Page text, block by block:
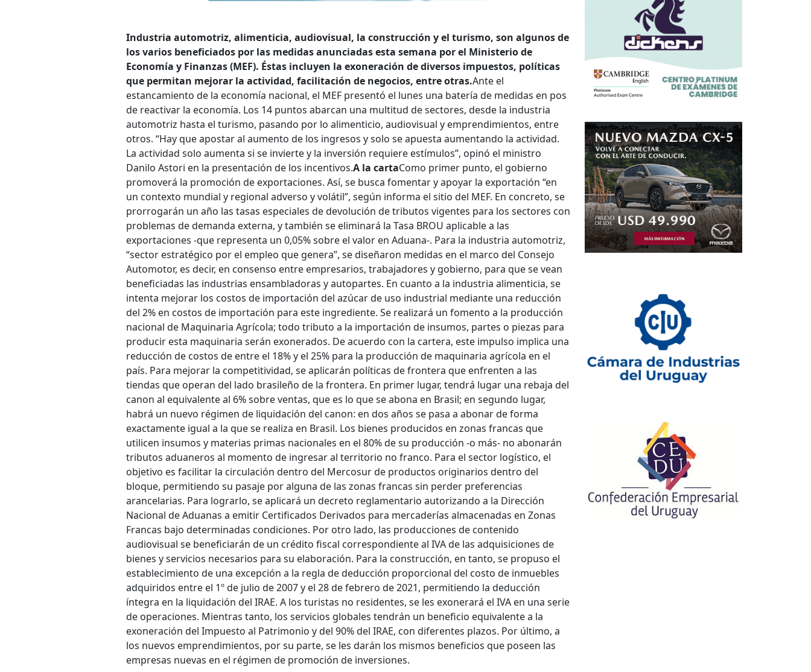
Industria automotriz, alimenticia, audiovisual, la construcción y el turismo, son algunos de
los varios beneficiados por las medidas anunciadas esta semana por el Ministerio de
Economía y Finanzas (MEF). Éstas incluyen la exoneración de diversos impuestos, políticas
que permitan mejorar la actividad, facilitación de negocios, entre otras.Ante el
estancamiento de la economía nacional, el MEF presentó el lunes una batería de medidas en pos
de reactivar la economía. Los 14 puntos abarcan una multitud de sectores, desde la industria
automotriz hasta el turismo, pasando por lo alimenticio, audiovisual y emprendimientos, entre
otros. “Hay que apostar al aumento de los ingresos y solo se apuesta aumentando la actividad.
La actividad solo aumenta si se invierte y la inversión requiere estímulos”, opinó el ministro
Danilo Astori en la presentación de los incentivos.A la cartaComo primer punto, el gobierno
promoverá la promoción de exportaciones. Así, se busca fomentar y apoyar la exportación “en
un contexto mundial y regional adverso y volátil”, según informa el sitio del MEF. En concreto, se
prorrogarán un año las tasas especiales de devolución de tributos vigentes para los sectores con
problemas de demanda externa, y también se eliminará la Tasa BROU aplicable a las
exportaciones -que representa un 0,05% sobre el valor en Aduana-. Para la industria automotriz,
“sector estratégico por el empleo que genera”, se diseñaron medidas en el marco del Consejo
Automotor, es decir, en consenso entre empresarios, trabajadores y gobierno, para que se vean
beneficiadas las industrias ensambladoras y autopartes. En cuanto a la industria alimenticia, se
intenta mejorar los costos de importación del azúcar de uso industrial mediante una reducción
del 2% en costos de importación para este ingrediente. Se realizará un fomento a la producción
nacional de Maquinaria Agrícola; todo tributo a la importación de insumos, partes o piezas para
producir esta maquinaria serán exonerados. De acuerdo con la cartera, este impulso implica una
reducción de costos de entre el 18% y el 25% para la producción de maquinaria agrícola en el
país. Para mejorar la competitividad, se aplicarán políticas de frontera que enfrenten a las
tiendas que operan del lado brasileño de la frontera. En primer lugar, tendrá lugar una rebaja del
canon al equivalente al 6% sobre ventas, que es lo que se abona en Brasil; en segundo lugar,
habrá un nuevo régimen de liquidación del canon: en dos años se pasa a abonar de forma
exactamente igual a la que se realiza en Brasil. Los bienes producidos en zonas francas que
utilicen insumos y materias primas nacionales en el 80% de su producción -o más- no abonarán
tributos aduaneros al momento de ingresar al territorio no franco. Para el sector logístico, el
objetivo es facilitar la circulación dentro del Mercosur de productos originarios dentro del
bloque, permitiendo su pasaje por alguna de las zonas francas sin perder preferencias
arancelarias. Para lograrlo, se aplicará un decreto reglamentario autorizando a la Dirección
Nacional de Aduanas a emitir Certificados Derivados para mercaderías almacenadas en Zonas
Francas bajo determinadas condiciones. Por otro lado, las producciones de contenido
audiovisual se beneficiarán de un crédito fiscal correspondiente al IVA de las adquisiciones de
bienes y servicios necesarios para su elaboración. Para la construcción, en tanto, se propuso el
establecimiento de una excepción a la regla de deducción proporcional del costo de inmuebles
adquiridos entre el 1º de julio de 2007 y el 28 de febrero de 2021, permitiendo la deducción
íntegra en la liquidación del IRAE. A los turistas no residentes, se les exonerará el IVA en una serie
de operaciones. Mientras tanto, los servicios globales tendrán un beneficio equivalente a la
exoneración del Impuesto al Patrimonio y del 90% del IRAE, con diferentes plazos. Por último, a
los nuevos emprendimientos, por su parte, se les darán los mismos beneficios que poseen las
empresas nuevas en el régimen de promoción de inversiones.